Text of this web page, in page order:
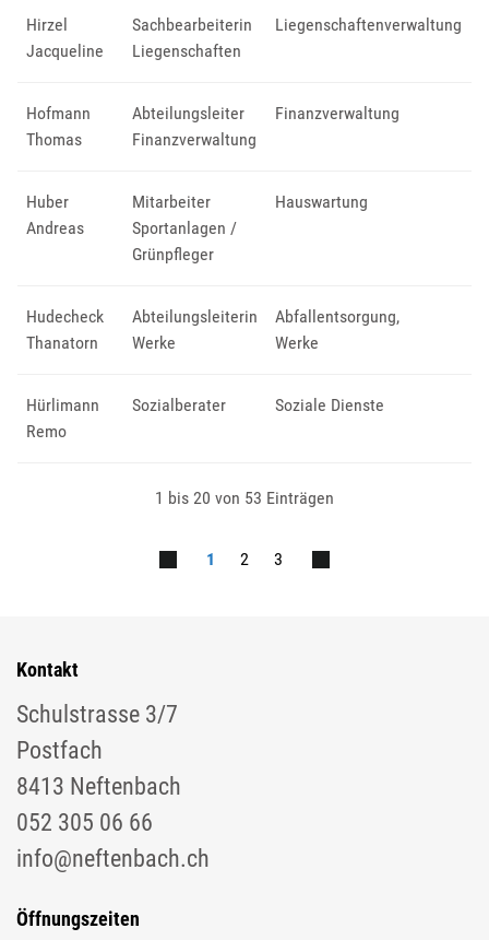
Hirzel
Jacqueline
Sachbearbeiterin
Liegenschaften
Liegenschaftenverwaltung
Hofmann
Thomas
Abteilungsleiter
Finanzverwaltung
Finanzverwaltung
Huber
Andreas
Mitarbeiter
Sportanlagen /
Grünpfleger
Hauswartung
Hudecheck
Thanatorn
Abteilungsleiterin
Werke
Abfallentsorgung,
Werke
Hürlimann
Remo
Sozialberater Soziale Dienste
1 bis 20 von 53 Einträgen
1 2 3
Kontakt
Schulstrasse 3/7
Postfach
8413 Neftenbach
052 305 06 66
info@neftenbach.ch
Öffnungszeiten